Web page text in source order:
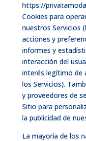
https://
Cookies para
nuestros Servicios
acciones y
informes y
interacción del
interés legítimo de
los Servicios).
y proveedores de
Sitio para
la publicidad de
La mayoría de los